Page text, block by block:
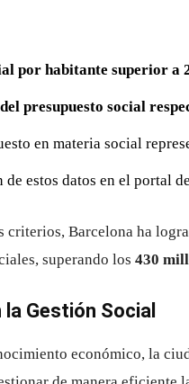
por habitante superior a
presupuesto social
en materia social
estos datos en el portal
criterios, Barcelona ha
superando los 430
Gestión Social
económico, la